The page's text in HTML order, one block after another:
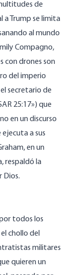
de
a Trump se limita
al mundo
Compagno,
con drones son
del imperio
secretario de
25:17») que
en un discurso
a sus
en un
respaldó la
Dios.
todos los
chollo del
militares
quieren un